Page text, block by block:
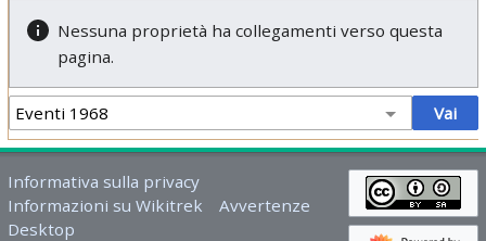
Nessuna proprietà ha collegamenti verso questa
pagina.
Informativa sulla privacy
Informazioni su Wikitrek
Avvertenze
Desktop